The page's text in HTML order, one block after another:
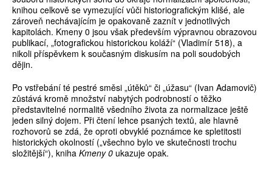
knihou celkově se vymezující vůči historiografickým klišé, ale
zároveň nechávajícím je opakovaně zaznít v jednotlivých
kapitolách. Kmeny 0 jsou však především výpravnou obrazovou
publikací, „fotografickou historickou koláží“ (Vladimír 518), a
nikoli příspěvkem k současným diskusím na poli soudobých
dějin.
Po vstřebání té pestré směsi „útěků“ či „úžasu“ (Ivan Adamovič)
zůstává kromě množství nabytých podrobností o těžko
představitelné normalitě všedního života za normalizace ještě
jeden silný dojem. Při čtení lehce psaných textů, ale hlavně
rozhovorů se zdá, že oproti obvyklé poznámce ke spletitosti
historických okolností („všechno bylo ve skutečnosti trochu
složitější“), kniha Kmeny 0 ukazuje opak.